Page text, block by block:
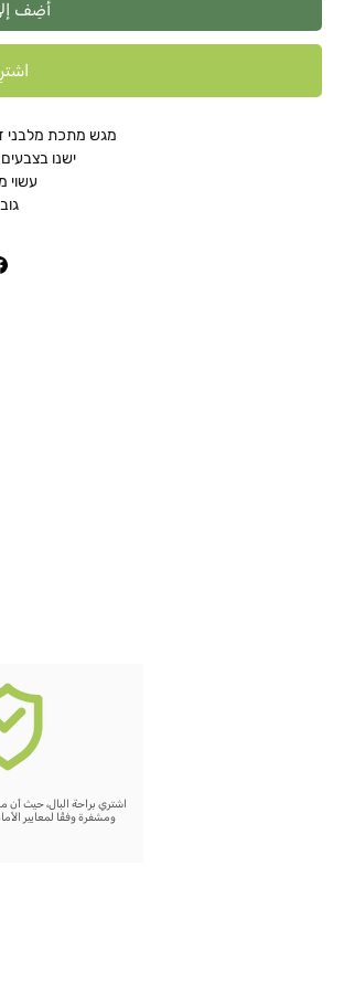
أضِف
מגש מתכת מלבני זהב
ישנו
עשוי
اشتري براحة البال، حيث أن
ومشفرة وفقًا لمعايير